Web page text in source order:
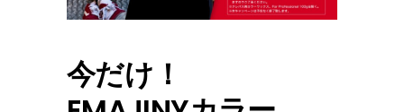
今だけ！